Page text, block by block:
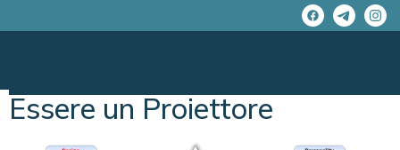
Essere un Proiettore